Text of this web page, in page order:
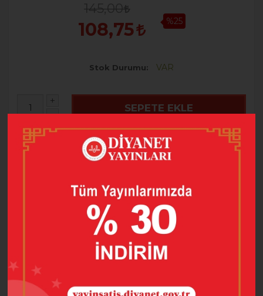
145,00
108,75 %25
Stok Durumu VAR
+
-
SEPETE EKLE
HEMEN AL
YORUMLAR (0)